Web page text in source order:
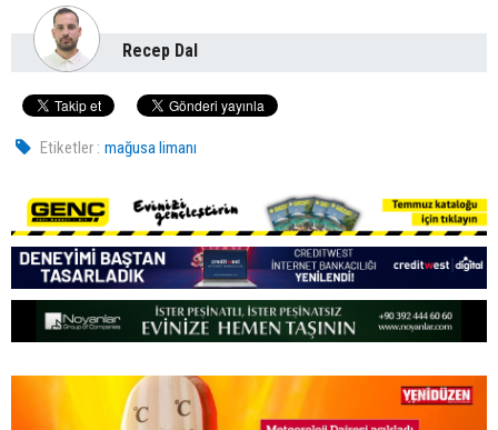
Recep Dal
Etiketler : mağusa limanı